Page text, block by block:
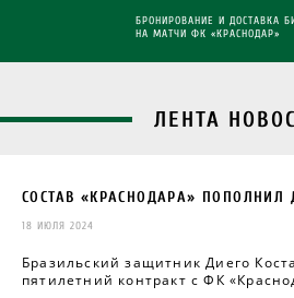
БРОНИРОВАНИЕ И ДОСТАВКА
НА МАТЧИ ФК «КРАСНОДАР»
ЛЕНТА
СОСТАВ «КРАСНОДАРА» ПОПОЛНИЛ
18 ИЮЛЯ 2024
Бразильский защитник Диего
пятилетний контракт с ФК